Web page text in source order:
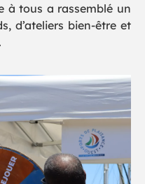
à tous a rassemblé un
d’ateliers bien-être et